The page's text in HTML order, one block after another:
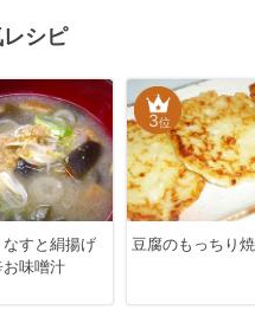
シピ
なすと絹揚げ
味噌汁
3位
豆腐のもっちり